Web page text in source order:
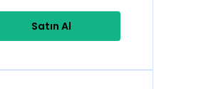
Satın Al